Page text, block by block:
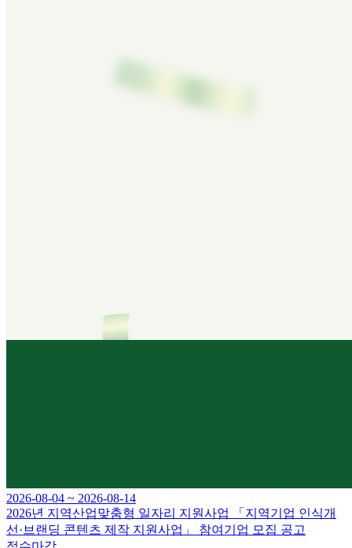
2026-08-04 ~ 2026-08-14
2026년 지역산업맞춤형 일자리 지원사업 「지역기업 인식개
선·브랜딩 콘텐츠 제작 지원사업」 참여기업 모집 공고